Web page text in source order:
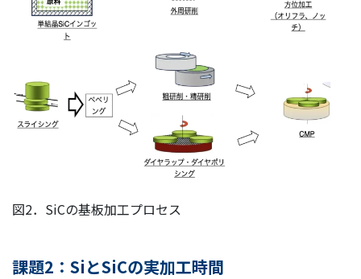
図2．SiCの基板加工プロセス
課題2：SiとSiCの実加工時間